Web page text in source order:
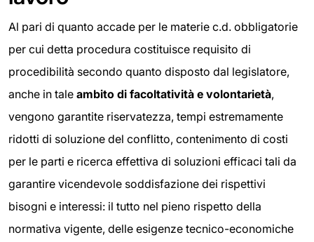
Al pari di quanto accade per le materie c.d. obbligatorie
per cui detta procedura costituisce requisito di
procedibilità secondo quanto disposto dal legislatore,
anche in tale ambito di facoltatività e volontarietà,
vengono garantite riservatezza, tempi estremamente
ridotti di soluzione del conflitto, contenimento di costi
per le parti e ricerca effettiva di soluzioni efficaci tali da
garantire vicendevole soddisfazione dei rispettivi
bisogni e interessi: il tutto nel pieno rispetto della
normativa vigente, delle esigenze tecnico-economiche